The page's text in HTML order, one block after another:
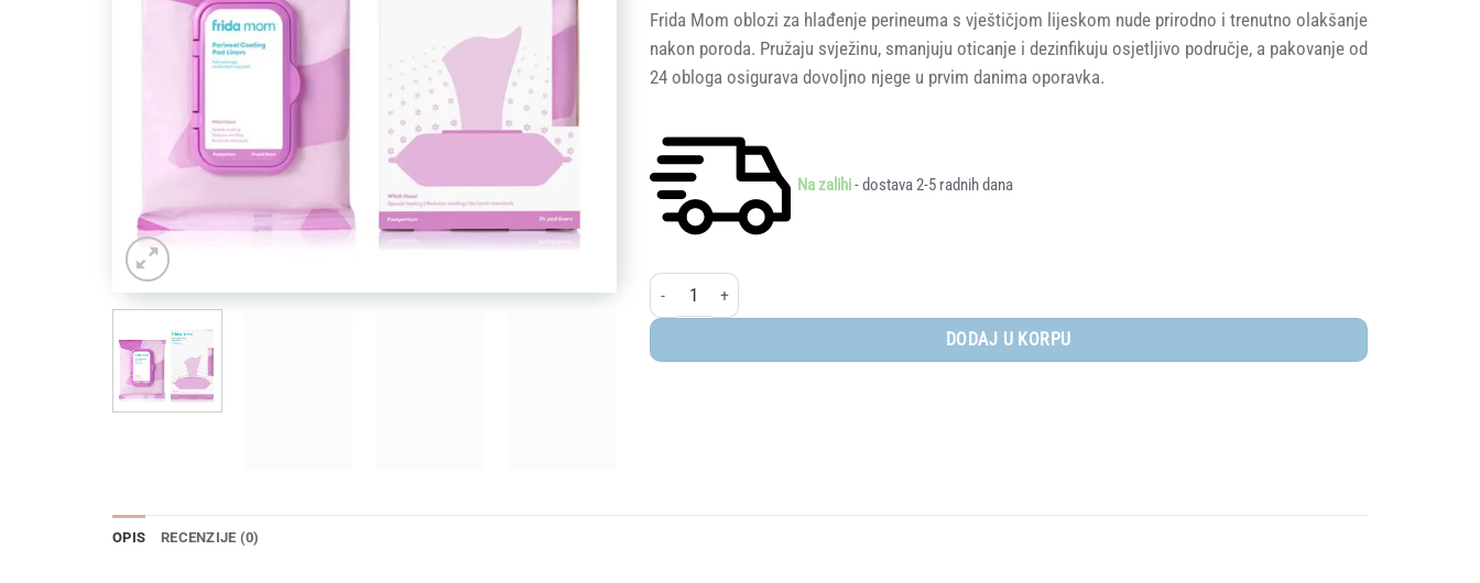
Frida Mom oblozi za hlađenje perineuma s vještičjom lijeskom nude prirodno i trenutno olakšanje
nakon poroda. Pružaju svježinu, smanjuju oticanje i dezinfikuju osjetljivo područje, a pakovanje od
24 obloga osigurava dovoljno njege u prvim danima oporavka.
Na zalihi- dostava 2-5 radnih dana
Frida® Oblozi za hlađenje perineuma s vještičjom lijeskom, 24 kom količina
DODAJ U KORPU
OPIS RECENZIJE (0)